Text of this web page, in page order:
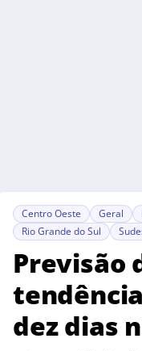
Centro Oeste Geral
Rio Grande do Sul
Previsão
dez dias